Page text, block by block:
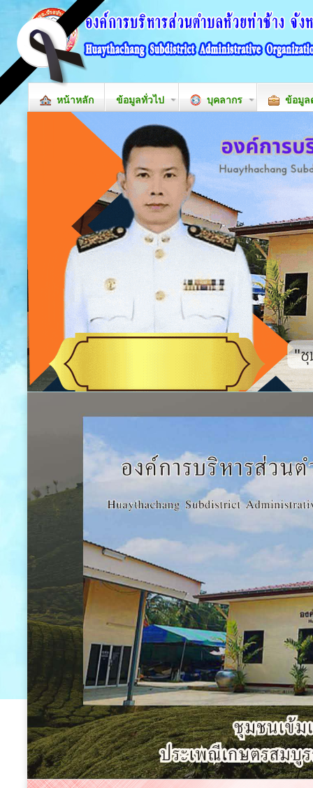
หน้าหลัก ข้อมูลทั่วไป บุคลากร ข้อมูล